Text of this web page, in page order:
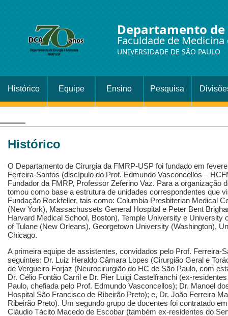
Departamento
Faculdade de
UNIVERSIDADE DE SÃO PAULO
Histórico Equipe Ensino Pesquisa
Histórico
O Departamento de Cirurgia da FMRP-USP foi fundado em
Ferreira-Santos (discípulo do Prof. Edmundo Vasconcellos –
Fundador da FMRP, Professor Zeferino Vaz. Para a organização
tomou como base a estrutura de unidades correspondentes que
Fundação Rockfeller, tais como: Columbia Presbiterian Medical
(New York), Massachussets General Hospital e Peter Bent
Harvard Medical School, Boston), Temple University e University
of Tulane (New Orleans), Georgetown University (Washington),
Chicago.
A primeira equipe de assistentes, convidados pelo Prof. Ferreira-
seguintes: Dr. Luiz Heraldo Câmara Lopes (Cirurgião Geral e
de Vergueiro Forjaz (Neurocirurgião do HC de São Paulo, com
Dr. Célio Fontão Carril e Dr. Pier Luigi Castelfranchi (ex-
Paulo, chefiada pelo Prof. Edmundo Vasconcellos); Dr. Manoel
Hospital São Francisco de Ribeirão Preto); e, Dr. João Ferreira
Ribeirão Preto). Um segundo grupo de docentes foi contratado
Cláudio Tácito Macedo de Escobar (também ex-residentes do